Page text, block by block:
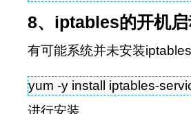
8、iptables的开机
有可能系统并未安装
yum -y install iptables-
进行安装。